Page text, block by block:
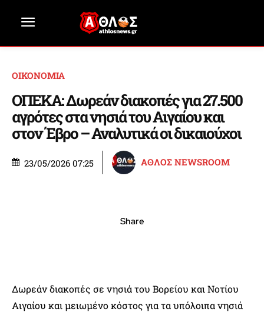
ΟΙΚΟΝΟΜΙΑ
ΟΠΕΚΑ: Δωρεάν διακοπές για 27.500
αγρότες στα νησιά του Αιγαίου και
στον Έβρο – Αναλυτικά οι δικαιούχοι
23/05/2026 07:25 ΑΘΛΟΣ NEWSROOM
Share
Δωρεάν διακοπές σε νησιά του Βορείου και Νοτίου
Αιγαίου και μειωμένο κόστος για τα υπόλοιπα νησιά